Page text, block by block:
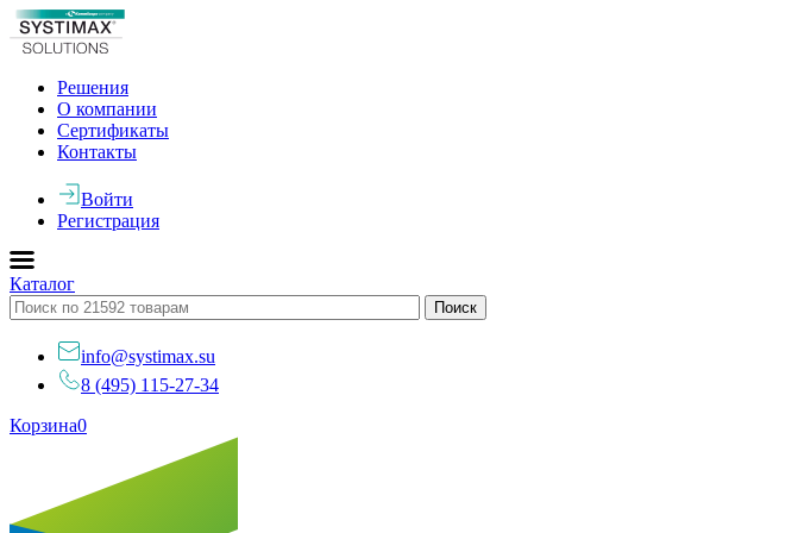
Решения
О компании
Сертификаты
Контакты
Войти
Регистрация
Каталог
info@systimax.su
8 (495) 115-27-34
Корзина0